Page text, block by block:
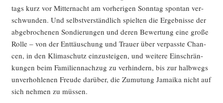
tags kurz vor Mit­ter­nacht am vor­he­ri­gen Sonn­tag spon­tan ver­
schwun­den. Und selbst­ver­ständ­lich spiel­ten die Ergeb­nis­se der
abge­bro­che­nen Son­die­run­gen und deren Bewer­tung eine gro­ße
Rol­le – von der Ent­täu­schung und Trau­er über ver­pass­te Chan­
cen, in den Kli­ma­schutz ein­zu­stei­gen, und wei­te­re Ein­schrän­
kun­gen beim Fami­li­en­nach­zug zu ver­hin­dern, bis zur halb­wegs
unver­hoh­le­nen Freu­de dar­über, die Zumu­tung Jamai­ka nicht auf
sich neh­men zu müssen.